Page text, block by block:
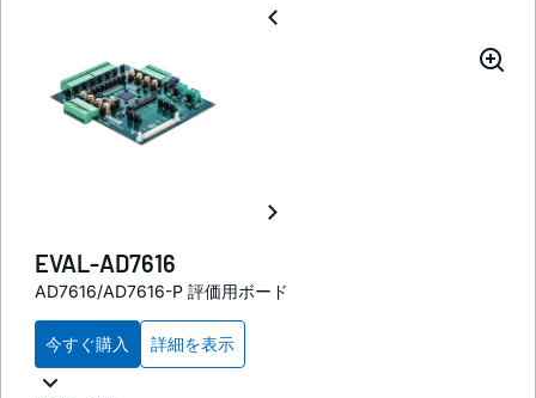
EVAL-AD7616
AD7616/AD7616-P 評価用ボード
今すぐ購入 詳細を表示